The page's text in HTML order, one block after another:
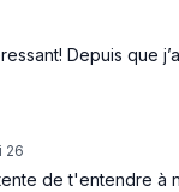
Depuis que
26
de t'entendre à